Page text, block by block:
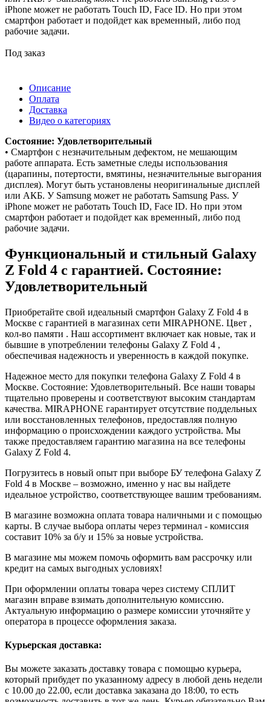
iPhone может не работать Touch ID, Face ID. Но при этом
смартфон работает и подойдет как временный, либо под
рабочие задачи.
Под заказ
Описание
Оплата
Доставка
Видео о категориях
Состояние: Удовлетворительный
• Смартфон с незначительным дефектом, не мешающим
работе аппарата. Есть заметные следы использования
(царапины, потертости, вмятины, незначительные выгорания
дисплея). Могут быть установлены неоригинальные дисплей
или АКБ. У Samsung может не работать Samsung Pass. У
iPhone может не работать Touch ID, Face ID. Но при этом
смартфон работает и подойдет как временный, либо под
рабочие задачи.
Функциональный и стильный Galaxy
Z Fold 4 с гарантией. Состояние:
Удовлетворительный
Приобретайте свой идеальный смартфон Galaxy Z Fold 4 в
Москве с гарантией в магазинах сети MIRAPHONE. Цвет ,
кол-во памяти . Наш ассортимент включает как новые, так и
бывшие в употреблении телефоны Galaxy Z Fold 4 ,
обеспечивая надежность и уверенность в каждой покупке.
Надежное место для покупки телефона Galaxy Z Fold 4 в
Москве. Состояние: Удовлетворительный. Все наши товары
тщательно проверены и соответствуют высоким стандартам
качества. MIRAPHONE гарантирует отсутствие поддельных
или восстановленных телефонов, предоставляя полную
информацию о происхождении каждого устройства. Мы
также предоставляем гарантию магазина на все телефоны
Galaxy Z Fold 4.
Погрузитесь в новый опыт при выборе БУ телефона Galaxy Z
Fold 4 в Москве – возможно, именно у нас вы найдете
идеальное устройство, соответствующее вашим требованиям.
В магазине возможна оплата товара наличными и с помощью
карты. В случае выбора оплаты через терминал - комиссия
составит 10% за б/у и 15% за новые устройства.
В магазине мы можем помочь оформить вам рассрочку или
кредит на самых выгодных условиях!
При оформлении оплаты товара через систему СПЛИТ
магазин вправе взимать дополнительную комиссию.
Актуальную информацию о размере комиссии уточняйте у
оператора в процессе оформления заказа.
Курьерская доставка:
Вы можете заказать доставку товара с помощью курьера,
который прибудет по указанному адресу в любой день недели
с 10.00 до 22.00, если доставка заказана до 18:00, то есть